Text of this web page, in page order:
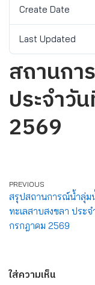
Create Date
Last Updated
สถานกา
ประจำวั
2569
PREVIOUS
สรุปสถานการณ์น้ำลุ่ม
ทะเลสาบสงขลา ประ
กรกฎาคม 2569
ใส่ความเห็น